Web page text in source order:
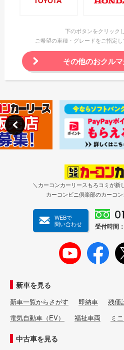
下のボタンをクリック
ご希望の車種・グレードをご指定し
その他のおクル
＼カーコンカーリースもろコミが新
カーコンビニ倶楽部のカーコ
WEBで
問い合わせ
受付時間
新車を見る
新車一覧からさがす 即納車
残価
電気自動車（EV）
福祉車両 ミ
中古車を見る